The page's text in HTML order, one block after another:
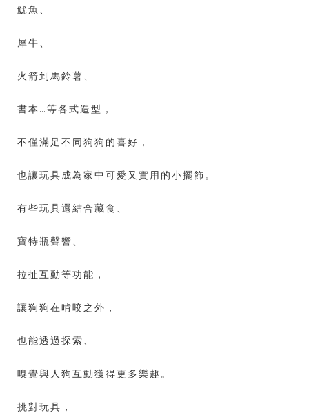
魷魚、
犀牛、
火箭到馬鈴薯、
書本…等各式造型，
不僅滿足不同狗狗的喜好，
也讓玩具成為家中可愛又實用的小擺飾。
有些玩具還結合藏食、
寶特瓶聲響、
拉扯互動等功能，
讓狗狗在啃咬之外，
也能透過探索、
嗅覺與人狗互動獲得更多樂趣。
挑對玩具，